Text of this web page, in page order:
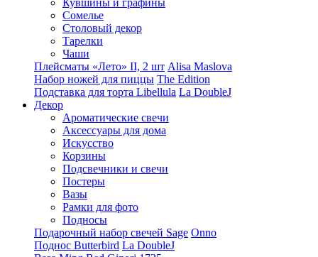
Кувшины и графины
Сомелье
Столовый декор
Тарелки
Чаши
Плейсматы «Лето» II, 2 шт Alisa Maslova
Набор ножей для пиццы The Edition
Подставка для торта Libellula La DoubleJ
Декор
Ароматические свечи
Аксессуары для дома
Искусство
Корзины
Подсвечники и свечи
Постеры
Вазы
Рамки для фото
Подносы
Подарочный набор свечей Sage Onno
Поднос Butterbird La DoubleJ